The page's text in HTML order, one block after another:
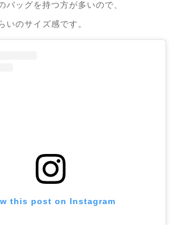
バッグを持つ方が多いので、
いのサイズ感です。
this post on Instagram